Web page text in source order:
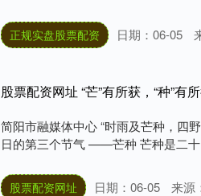
正规实盘股票配资 日期：06-05
股票配资网址 “芒”有所获，“种”有
简阳市融媒体中心 “时雨及芒种，四
日的第三个节气 ——芒种 芒种是二
股票配资网址 日期：06-05 来源